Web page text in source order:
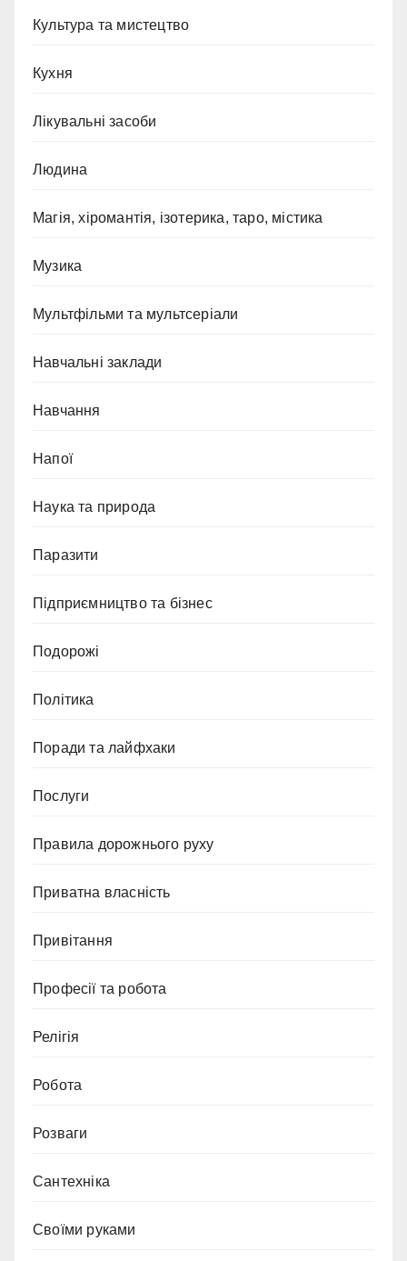
Культура та мистецтво
Кухня
Лікувальні засоби
Людина
Магія, хіромантія, ізотерика, таро, містика
Музика
Мультфільми та мультсеріали
Навчальні заклади
Навчання
Напої
Наука та природа
Паразити
Підприємництво та бізнес
Подорожі
Політика
Поради та лайфхаки
Послуги
Правила дорожнього руху
Приватна власність
Привітання
Професії та робота
Релігія
Робота
Розваги
Сантехніка
Своїми руками